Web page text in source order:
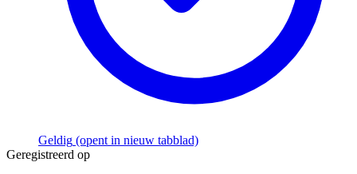
Geldig (opent in nieuw tabblad)
Geregistreerd op